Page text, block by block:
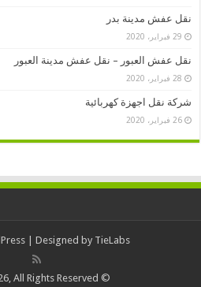
نقل عفش مدينة بدر
29 فبراير، 2020
نقل عفش العبور – نقل عفش مدينة العبور
28 فبراير، 2020
شركة نقل اجهزة كهربائية
26 فبراير، 2020
| Designed by TieLabs
© Copyright 2026, All Rights Reserved